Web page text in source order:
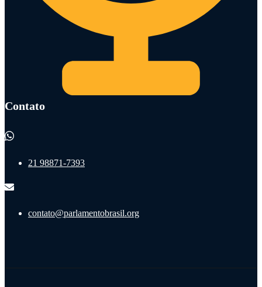
Contato
21 98871-7393
contato@parlamentobrasil.org